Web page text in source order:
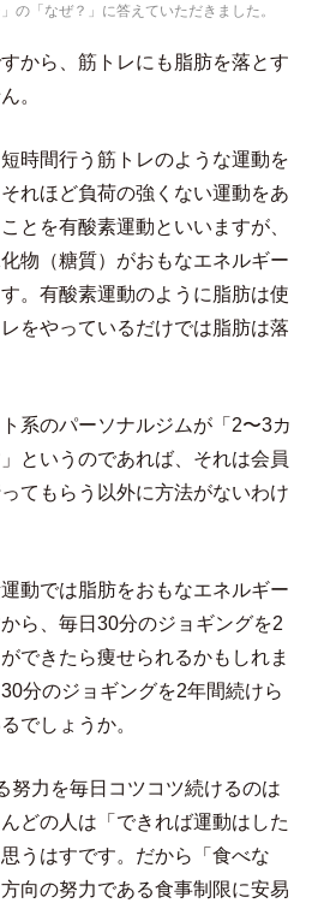
の「なぜ？」に答えていただきました。
から、筋トレにも脂肪を落とす
。
時間行う筋トレのような運動を
れほど負荷の強くない運動をあ
とを有酸素運動といいますが、
物（糖質）がおもなエネルギー
。有酸素運動のように脂肪は使
をやっているだけでは脂肪は落
系のパーソナルジムが「2〜3カ
というのであれば、それは会員
てもらう以外に方法がないわけ
動では脂肪をおもなエネルギー
ら、毎日30分のジョギングを2
できたら痩せられるかもしれま
分のジョギングを2年間続けら
でしょうか。
力を毎日コツコツ続けるのは
どの人は「できれば運動はした
うはすです。だから「食べな
向の努力である食事制限に安易